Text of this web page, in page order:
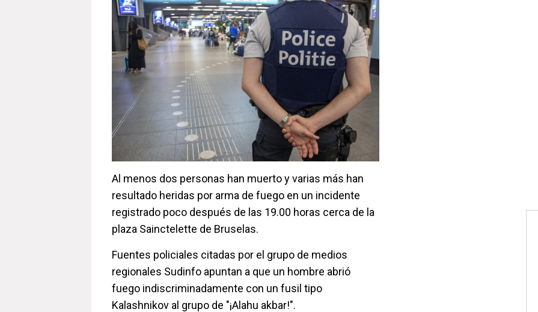
Al menos dos personas han muerto y varias más han
resultado heridas por arma de fuego en un incidente
registrado poco después de las 19.00 horas cerca de la
plaza Sainctelette de Bruselas.
Fuentes policiales citadas por el grupo de medios
regionales Sudinfo apuntan a que un hombre abrió
fuego indiscriminadamente con un fusil tipo
Kalashnikov al grupo de "¡Alahu akbar!".